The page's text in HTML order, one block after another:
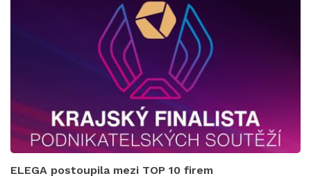
ELEGA postoupila mezi TOP 10 firem